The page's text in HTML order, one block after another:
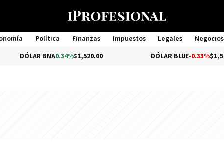
Política Finanzas Impuestos Legales Negocios
Management
BNA0.34%$1,520.00 DÓLAR BLUE-0.33%$1,540.00